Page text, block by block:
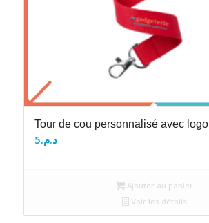
Tour de cou personnalisé avec logo
د.م.5
Ajouter au panier
Voir les détails